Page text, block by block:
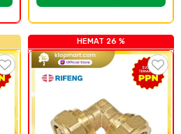
HEMAT 26 %